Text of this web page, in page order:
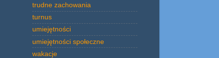
trudne zachowania
turnus
umiejętności
umiejętności społeczne
wakacje